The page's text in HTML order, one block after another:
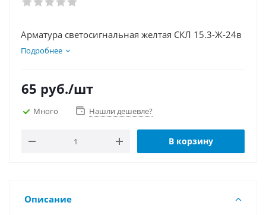
Арматура светосигнальная желтая СКЛ 15.3-Ж-24в
Подробнее
65 руб./шт
Много Нашли дешевле?
В корзину
Описание